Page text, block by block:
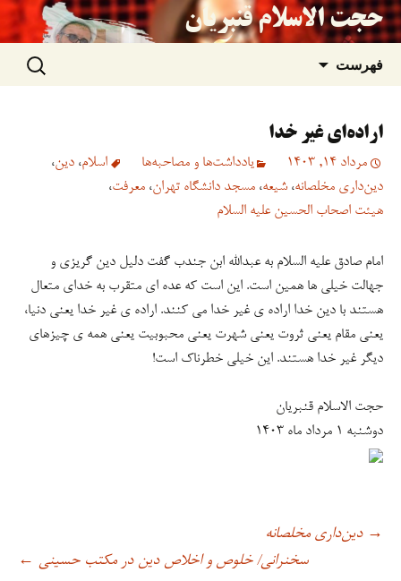
حجت الاسلام قنبریان
فهرست
نوشته‌ها
جستجو
برای:
اراده‌ای غیر خدا
مرداد 14, 1403 یادداشت‌ها و مصاحبه‌ها اسلام، دین،
دین‌داری مخلصانه، شیعه، مسجد دانشگاه تهران، معرفت،
هیئت اصحاب الحسین علیه السلام
امام صادق علیه السلام به عبدالله ابن جندب گفت دلیل دین گریزی و
جهالت خیلی ها همین است. این است که عده ای متقرب به خدای متعال
هستند با دین خدا اراده ی غیر خدا می کنند. اراده ی غیر خدا یعنی دنیا،
یعنی مقام یعنی ثروت یعنی شهرت یعنی محبوبیت یعنی همه ی چیزهای
دیگر غیر خدا هستند. این خیلی خطرناک است!
حجت الاسلام قنبریان
دوشنبه ۱ مرداد ماه ۱۴۰۳
ناوبری
→ دین‌داری مخلصانه
سخنرانی/ خلوص و اخلاص دین در مکتب حسینی ←